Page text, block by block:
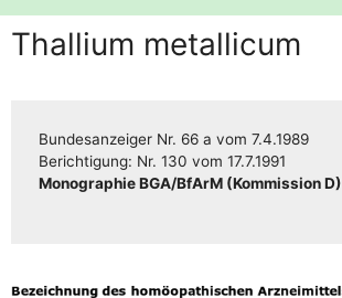
Thallium metallicum
Bun­des­an­zei­ger Nr. 66 a vom 7.4.1989
Berich­ti­gung: Nr. 130 vom 17.7.1991
Mono­gra­phie BGA/​​BfArM (Kom­mis­si­on D)